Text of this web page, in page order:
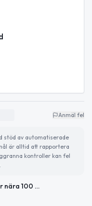
Anmäl fel
stöd av automatiserade
är alltid att rapportera
kontroller kan fel
Härnösand satsar nära 100 miljoner på hamn för försvar och övningar